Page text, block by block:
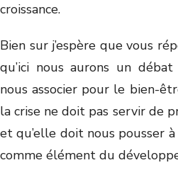
croissance.
Bien sur j’espère que vous
qu’ici nous aurons un
nous associer pour le bien-
la crise ne doit pas servir de
et qu’elle doit nous pousser
comme élément du